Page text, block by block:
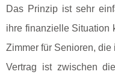
Das Prinzip ist sehr
ihre finanzielle Situation
Zimmer für Senioren,
Vertrag ist zwischen